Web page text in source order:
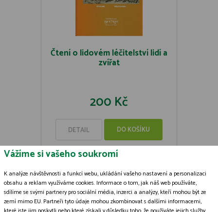
Čtení o lidovém léčitelství lidí a
zvířat
200 Kč
DETAIL DO KOŠÍKU
Zásady zpracování souborů cookies
Vážíme si vašeho soukromí
K analýze návštěvnosti a funkcí webu, ukládání vašeho nastavení a personalizaci
obsahu a reklam využíváme cookies. Informace o tom, jak náš web používáte,
sdílíme se svými partnery pro sociální média, inzerci a analýzy, kteří mohou být ze
zemí mimo EU. Partneři tyto údaje mohou zkombinovat s dalšími informacemi,